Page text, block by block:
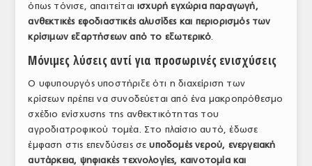
όπως τόνισε, απαιτείταιισχυρή εγχώρια παραγωγή,
ανθεκτικές εφοδιαστικές αλυσίδες και περιορισμός των
κρίσιμων εξαρτήσεων από το εξωτερικό.
Μόνιμες λύσεις αντί για προσωρινές ενισχύσεις
Ο υφυπουργός υποστήριξε ότι η διαχείριση των
κρίσεων πρέπει να συνοδεύεται από ένα μακροπρόθεσμο
σχέδιο ενίσχυσης της ανθεκτικότητας του
αγροδιατροφικού τομέα. Στο πλαίσιο αυτό, έδωσε
έμφαση στις επενδύσεις σευποδομές νερού, ενεργειακή
αυτάρκεια, ψηφιακές τεχνολογίες, καινοτομία και